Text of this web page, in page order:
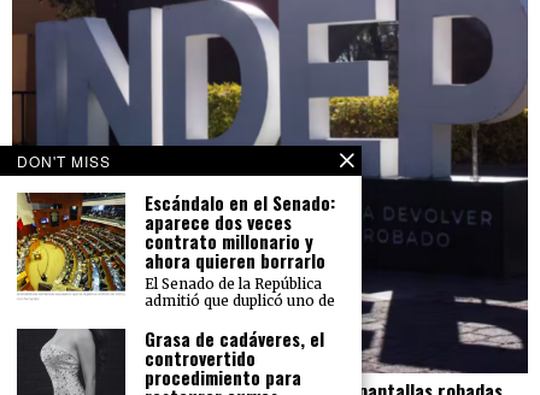
DON'T MISS
Escándalo en el Senado:
aparece dos veces
contrato millonario y
ahora quieren borrarlo
El Senado de la República
admitió que duplicó uno de
Grasa de cadáveres, el
controvertido
procedimiento para